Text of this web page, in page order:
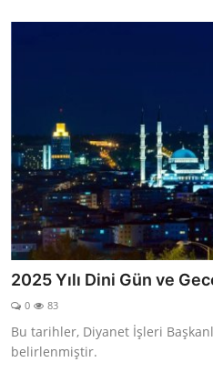
2025 Yılı Dini Gün ve
0 83
Bu tarihler, Diyanet İşleri
belirlenmiştir.